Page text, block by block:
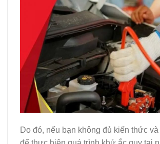
Do đó, nếu bạn không đủ kiến thức